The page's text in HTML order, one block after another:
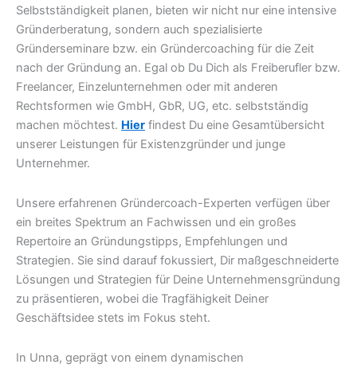
Selbstständigkeit planen, bieten wir nicht nur eine intensive
Gründerberatung, sondern auch spezialisierte
Gründerseminare bzw. ein Gründercoaching für die Zeit
nach der Gründung an. Egal ob Du Dich als Freiberufler bzw.
Freelancer, Einzelunternehmen oder mit anderen
Rechtsformen wie GmbH, GbR, UG, etc. selbstständig
machen möchtest. Hier findest Du eine Gesamtübersicht
unserer Leistungen für Existenzgründer und junge
Unternehmer.
Unsere erfahrenen Gründercoach-Experten verfügen über
ein breites Spektrum an Fachwissen und ein großes
Repertoire an Gründungstipps, Empfehlungen und
Strategien. Sie sind darauf fokussiert, Dir maßgeschneiderte
Lösungen und Strategien für Deine Unternehmensgründung
zu präsentieren, wobei die Tragfähigkeit Deiner
Geschäftsidee stets im Fokus steht.
In Unna, geprägt von einem dynamischen